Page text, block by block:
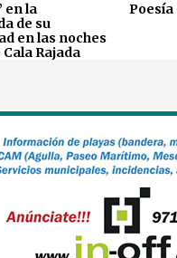
en la
de su
en las noches
Cala Rajada
Poesía